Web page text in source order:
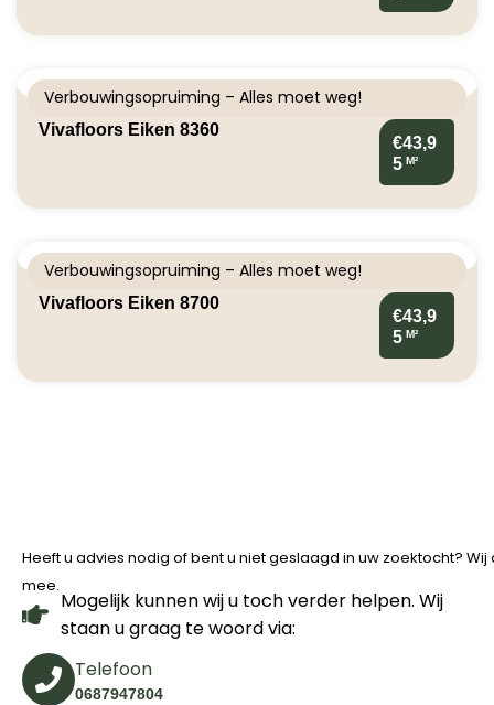
Verbouwingsopruiming – Alles moet weg!
Vivafloors Eiken 8360
€43,9
5 M²
Verbouwingsopruiming – Alles moet weg!
Vivafloors Eiken 8700
€43,9
5 M²
Heeft u advies nodig of bent u niet geslaagd in uw zoektocht?
mee.
Mogelijk kunnen wij u toch verder helpen. Wij
staan u graag te woord via:
Telefoon
0687947804